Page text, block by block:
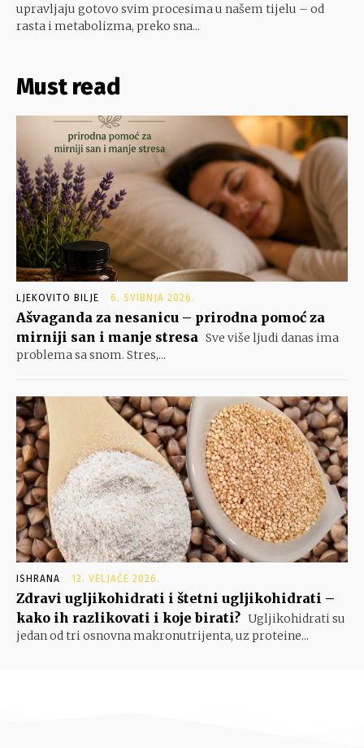
upravljaju gotovo svim procesima u našem tijelu – od
rasta i metabolizma, preko sna...
Must read
LJEKOVITO BILJE 6. SVIBNJA 2026.
Ašvaganda za nesanicu – prirodna pomoć za
mirniji san i manje stresa Sve više ljudi danas ima
problema sa snom. Stres,...
ISHRANA 12. VELJAČE 2026.
Zdravi ugljikohidrati i štetni ugljikohidrati –
kako ih razlikovati i koje birati? Ugljikohidrati su
jedan od tri osnovna makronutrijenta, uz proteine...